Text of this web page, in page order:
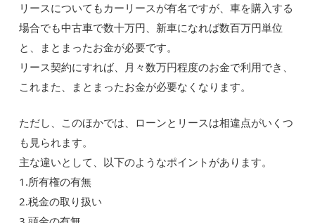
リースについてもカーリースが有名ですが、車を購入する
場合でも中古車で数十万円、新車になれば数百万円単位
と、まとまったお金が必要です。
リース契約にすれば、月々数万円程度のお金で利用でき、
これまた、まとまったお金が必要なくなります。
ただし、このほかでは、ローンとリースは相違点がいくつ
も見られます。
主な違いとして、以下のようなポイントがあります。
1.所有権の有無
2.税金の取り扱い